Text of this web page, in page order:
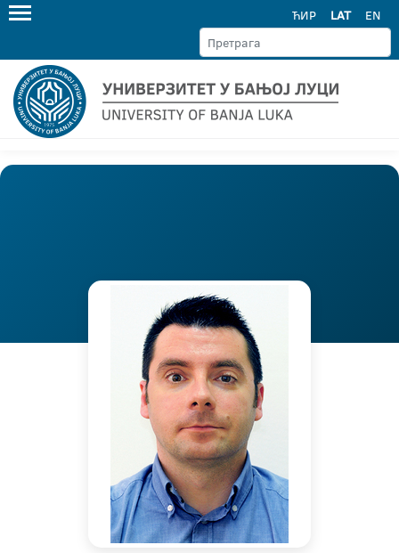
ЋИР LAT EN